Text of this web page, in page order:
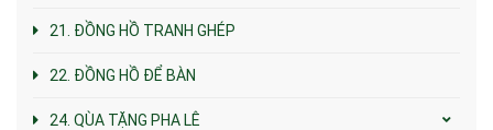
21. ĐỒNG HỒ TRANH GHÉP
22. ĐỒNG HỒ ĐỂ BÀN
24. QÙA TẶNG PHA LÊ